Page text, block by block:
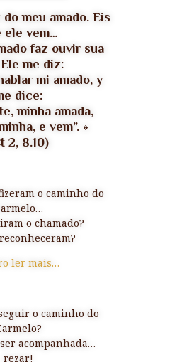
meu amado. Eis
ele vem…
faz ouvir sua
me diz:
mi amado, y
dice:
minha amada,
e vem”. »
2, 8.10)
o caminho do
o chamado?
ler mais…
o caminho do
acompanhada…
rezar!